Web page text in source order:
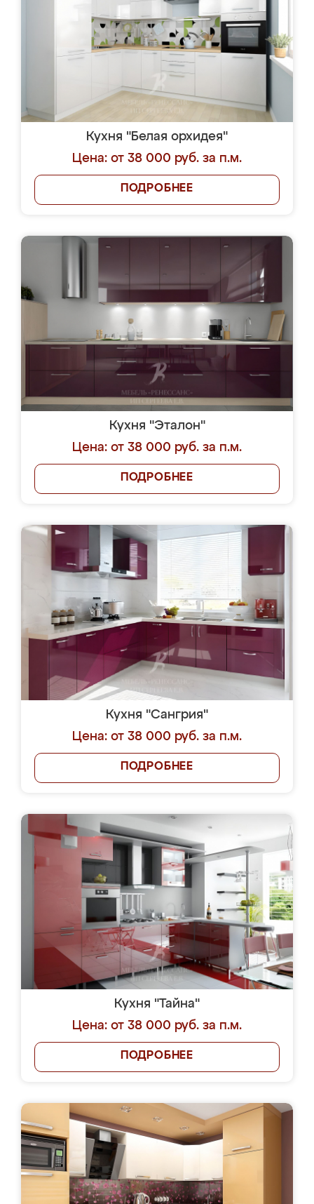
Кухня "Белая орхидея"
Цена: от 38 000 руб. за п.м.
ПОДРОБНЕЕ
Кухня "Эталон"
Цена: от 38 000 руб. за п.м.
ПОДРОБНЕЕ
Кухня "Сангрия"
Цена: от 38 000 руб. за п.м.
ПОДРОБНЕЕ
Кухня "Тайна"
Цена: от 38 000 руб. за п.м.
ПОДРОБНЕЕ